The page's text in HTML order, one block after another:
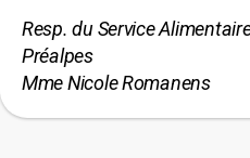
Resp. du Service
Préalpes
Mme Nicole Romanens